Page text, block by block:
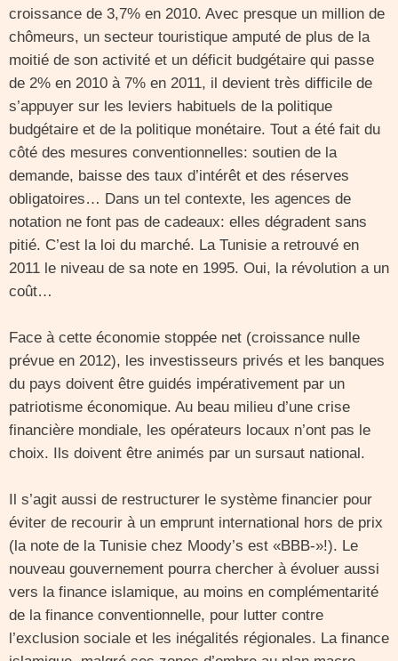
croissance de 3,7% en 2010. Avec presque un million de
chômeurs, un secteur touristique amputé de plus de la
moitié de son activité et un déficit budgétaire qui passe
de 2% en 2010 à 7% en 2011, il devient très difficile de
s’appuyer sur les leviers habituels de la politique
budgétaire et de la politique monétaire. Tout a été fait du
côté des mesures conventionnelles: soutien de la
demande, baisse des taux d’intérêt et des réserves
obligatoires… Dans un tel contexte, les agences de
notation ne font pas de cadeaux: elles dégradent sans
pitié. C’est la loi du marché. La Tunisie a retrouvé en
2011 le niveau de sa note en 1995. Oui, la révolution a un
coût…
Face à cette économie stoppée net (croissance nulle
prévue en 2012), les investisseurs privés et les banques
du pays doivent être guidés impérativement par un
patriotisme économique. Au beau milieu d’une crise
financière mondiale, les opérateurs locaux n’ont pas le
choix. Ils doivent être animés par un sursaut national.
Il s’agit aussi de restructurer le système financier pour
éviter de recourir à un emprunt international hors de prix
(la note de la Tunisie chez Moody’s est «BBB-»!). Le
nouveau gouvernement pourra chercher à évoluer aussi
vers la finance islamique, au moins en complémentarité
de la finance conventionnelle, pour lutter contre
l’exclusion sociale et les inégalités régionales. La finance